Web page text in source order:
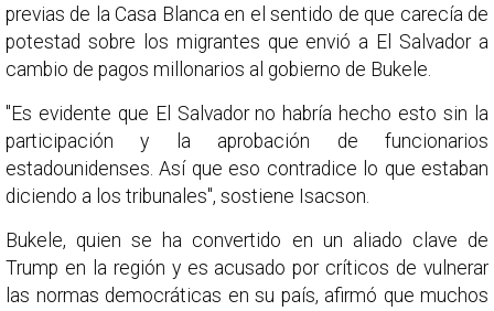
previas de la Casa Blanca en el sentido de que carecía de
potestad sobre los migrantes que envió a El Salvador a
cambio de pagos millonarios al gobierno de Bukele.
"Es evidente que El Salvador no habría hecho esto sin la
participación y la aprobación de funcionarios
estadounidenses. Así que eso contradice lo que estaban
diciendo a los tribunales", sostiene Isacson.
Bukele, quien se ha convertido en un aliado clave de
Trump en la región y es acusado por críticos de vulnerar
las normas democráticas en su país, afirmó que muchos